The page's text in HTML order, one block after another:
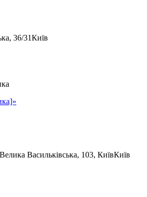
36/31Київ
Васильківська, 103, КиївКиїв